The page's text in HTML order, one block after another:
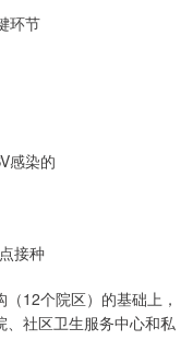
环节
感染的
接种
12个院区）的基础上，
、社区卫生服务中心和私